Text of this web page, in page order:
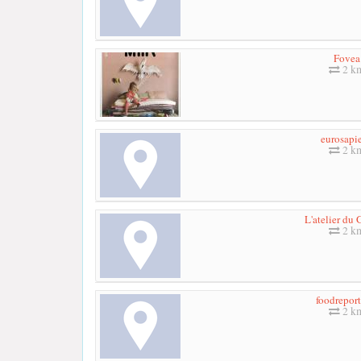
Fovea
2
2
L'atelier du
2
2